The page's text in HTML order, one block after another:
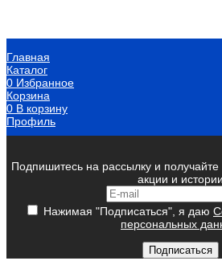
Главная
Каталог
0 Избранное
Корзина
0 В корзину
Профиль
Подпишитесь на рассылку и
акции и истории
Нажимая "Подписаться", я даю
персональных
Подписаться